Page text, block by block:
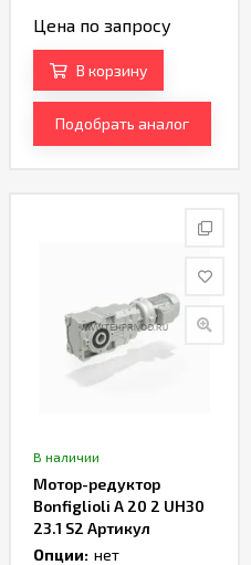
Цена по запросу
В корзину
Подобрать аналог
В наличии
Мотор-редуктор
Bonfiglioli A 20 2 UH30
23.1 S2 Артикул
TH232982
Опции: нет